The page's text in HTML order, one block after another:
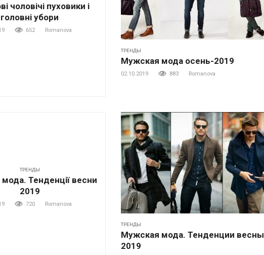
чоловічі пуховики і
головні убори
652 Romanova
ТРЕНДЫ
Мужская мода осень-2019
02.10.2019 883 Romanova
ТРЕНДЫ
мода. Тенденції весни
2019
720 Romanova
ТРЕНДЫ
Мужская мода. Тенденции весны
2019